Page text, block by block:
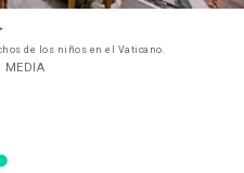
de los niños en el Vaticano.
MEDIA